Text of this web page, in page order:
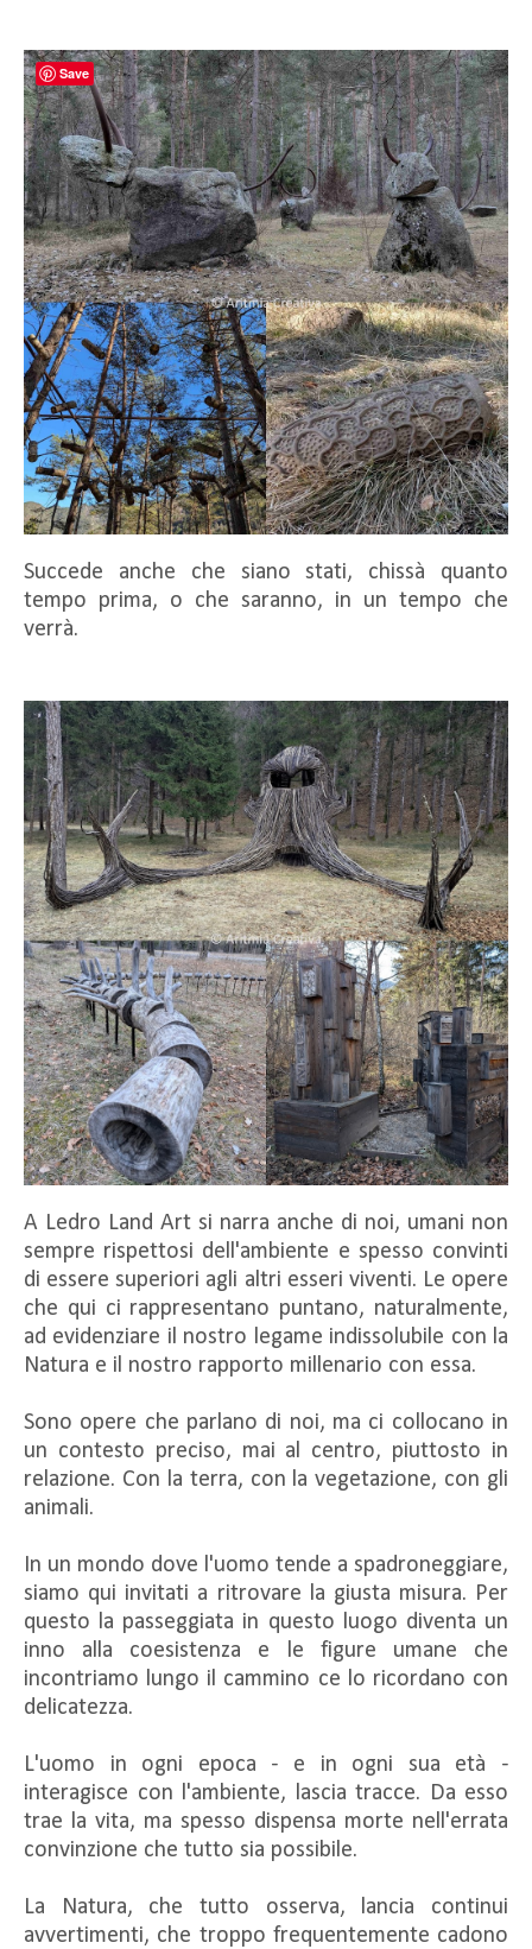
Succede anche che siano stati, chissà quanto
tempo prima, o che saranno, in un tempo che
verrà.
A Ledro Land Art si narra anche di noi, umani non
sempre rispettosi dell'ambiente e spesso convinti
di essere superiori agli altri esseri viventi. Le opere
che qui ci rappresentano puntano, naturalmente,
ad evidenziare il nostro legame indissolubile con la
Natura e il nostro rapporto millenario con essa.
Sono opere che parlano di noi, ma ci collocano in
un contesto preciso, mai al centro, piuttosto in
relazione. Con la terra, con la vegetazione, con gli
animali.
In un mondo dove l'uomo tende a spadroneggiare,
siamo qui invitati a ritrovare la giusta misura. Per
questo la passeggiata in questo luogo diventa un
inno alla coesistenza e le figure umane che
incontriamo lungo il cammino ce lo ricordano con
delicatezza.
L'uomo in ogni epoca - e in ogni sua età -
interagisce con l'ambiente, lascia tracce. Da esso
trae la vita, ma spesso dispensa morte nell'errata
convinzione che tutto sia possibile.
La Natura, che tutto osserva, lancia continui
avvertimenti, che troppo frequentemente cadono
Save